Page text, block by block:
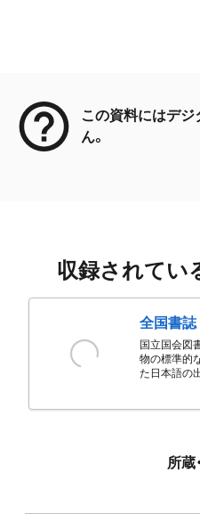
この資料にはデ
ん。
収録されてい
全国書誌
国立国会図
物の標準的
た日本語の
所蔵